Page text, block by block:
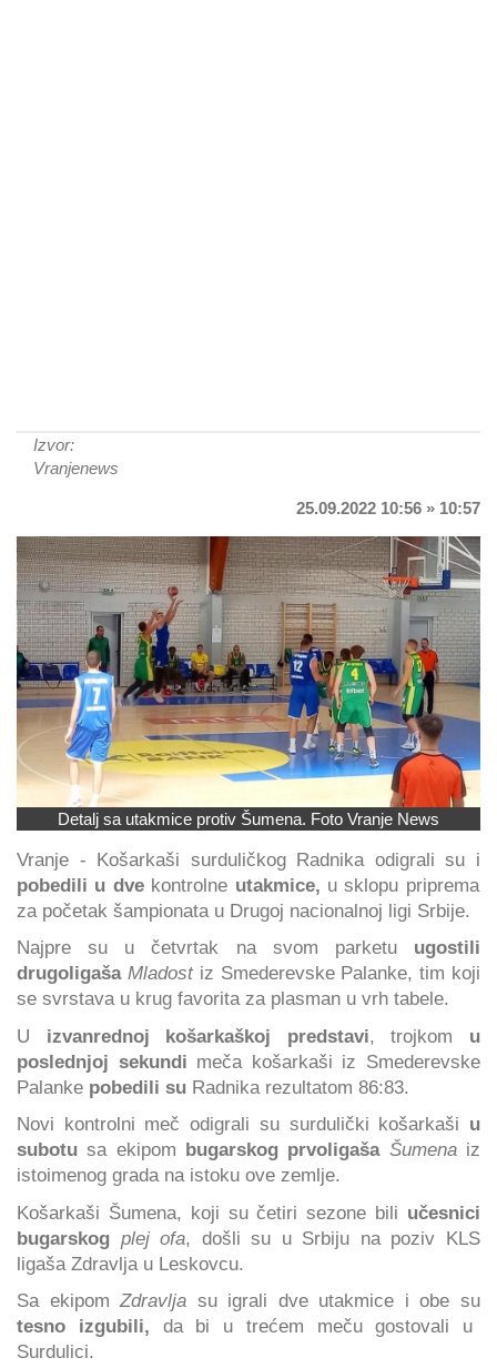
Izvor:
Vranjenews
25.09.2022 10:56 » 10:57
Detalj sa utakmice protiv Šumena. Foto Vranje News
Vranje - Košarkaši surduličkog Radnika odigrali su i
pobedili u dve kontrolne utakmice, u sklopu priprema
za početak šampionata u Drugoj nacionalnoj ligi Srbije.
Najpre su u četvrtak na svom parketu ugostili
drugoligaša Mladostiz Smederevske Palanke, tim koji
se svrstava u krug favorita za plasman u vrh tabele.
U izvanrednoj košarkaškoj predstavi, trojkom u
poslednjoj sekundi meča košarkaši iz Smederevske
Palanke pobedili su Radnika rezultatom 86:83.
Novi kontrolni meč odigrali su surdulički košarkaši u
subotu sa ekipom bugarskog prvoligaša Šumenaiz
istoimenog grada na istoku ove zemlje.
Košarkaši Šumena, koji su četiri sezone bili učesnici
bugarskog plej ofa, došli su u Srbiju na poziv KLS
ligaša Zdravlja u Leskovcu.
Sa ekipomZdravlja su igrali dve utakmice i obe su
tesno izgubili, da bi u trećem meču gostovali u
Surdulici.